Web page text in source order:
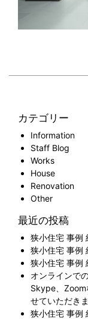
カテゴリー
Information
Staff Blog
Works
House
Renovation
Other
最近の投稿
狭小住宅 事
狭小住宅 事
狭小住宅 事
オンラインで
Skype、Zoom
せていただきま
狭小住宅 事